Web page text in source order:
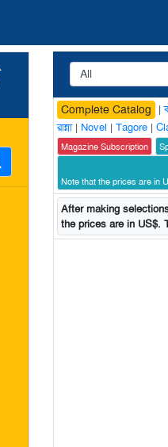
Complete Catalog |
রান্না| Novel | Tagore |
Magazine Subscription
Note that the prices are in
After making
the prices are in US$.